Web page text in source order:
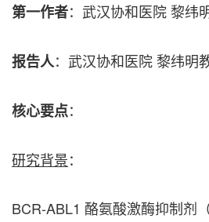
第一作者：武汉协和医院 黎纬
报告人：武汉协和医院 黎纬明
核心要点：
研究背景：
BCR-ABL1 酪氨酸激酶抑制剂